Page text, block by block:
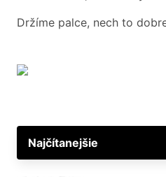
Držíme palce, nech to
Najčítanejšie